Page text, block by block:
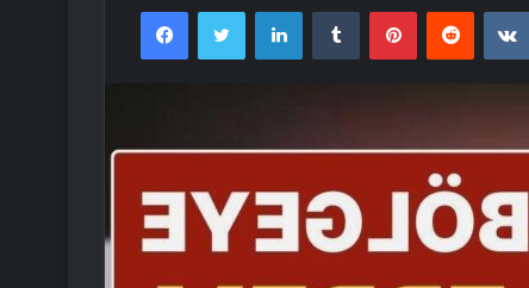
FacebookTwitter LinkedInTumblr PinterestReddit